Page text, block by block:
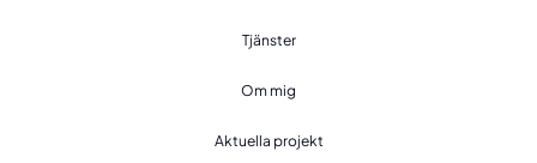
Tjänster
Om mig
Aktuella projekt